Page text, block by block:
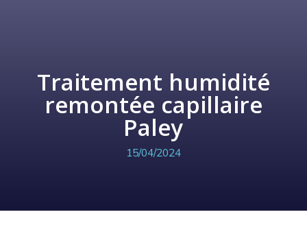
Traitement humidité
remontée capillaire
Paley
15/04/2024